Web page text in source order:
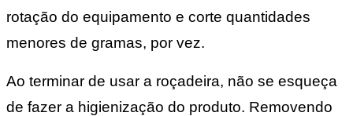
rotação do equipamento e corte quantidades
menores de gramas, por vez.
Ao terminar de usar a roçadeira, não se esqueça
de fazer a higienização do produto. Removendo